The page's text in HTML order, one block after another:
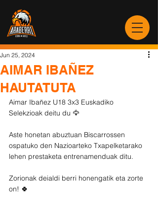
AIMAR IBAÑEZ
HAUTATUTA
Jun 25, 2024
Aimar Ibañez U18 3x3 Euskadiko
Selekzioak deitu du 🦅
Aste honetan abuztuan Biscarrossen
ospatuko den Nazioarteko Txapelketarako
lehen prestaketa entrenamenduak ditu.
Zorionak deialdi berri honengatik eta zorte
on! 🍀